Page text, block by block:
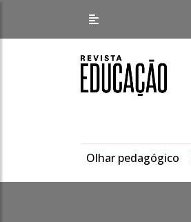
Olhar pedagógico